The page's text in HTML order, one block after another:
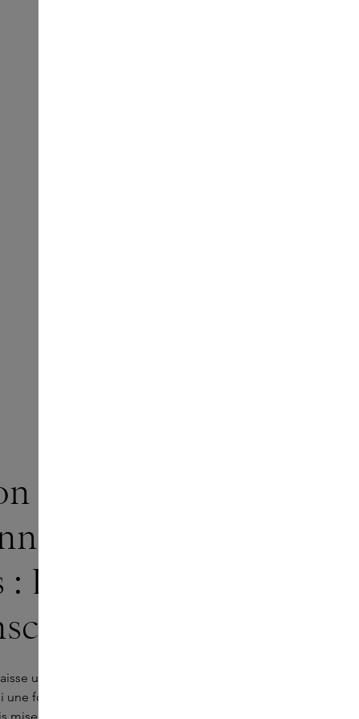
solaire
pour les peaux
: Le Rub Everyday
SPF 50
une sensation de lourdeur vous incite à ne pas
formule pour un usage quotidien ne se limite